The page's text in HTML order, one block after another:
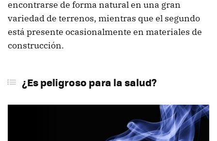
encontrarse de forma natural en una gran
variedad de terrenos, mientras que el segundo
está presente ocasionalmente en materiales de
construcción.
¿Es peligroso para la salud?